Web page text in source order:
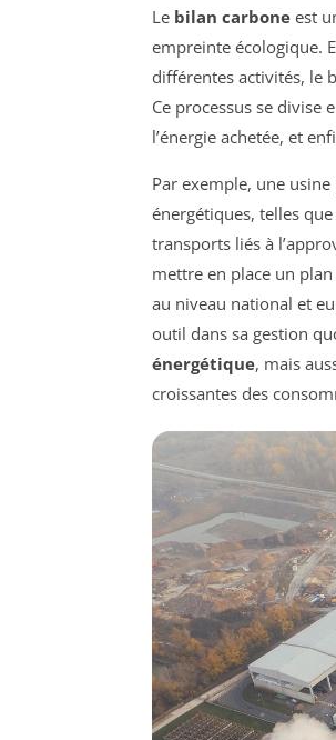
Le bilan carbone est
empreinte écologique.
différentes activités, le
Ce processus se divise
l’énergie achetée, et
Par exemple, une
énergétiques, telles
transports liés à
mettre en place un
au niveau national et
outil dans sa gestion
énergétique, mais
croissantes des